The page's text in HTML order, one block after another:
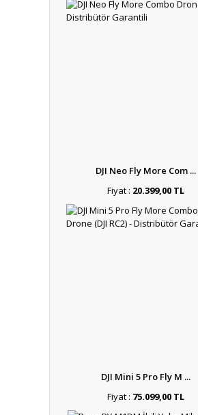
DJI Neo Fly More Com ...
Fiyat : 20.399,00 TL
DJI Mini 5 Pro Fly M ...
Fiyat : 75.099,00 TL